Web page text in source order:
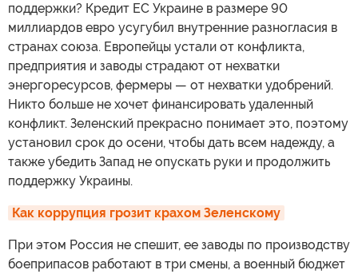
поддержки? Кредит ЕС Украине в размере 90
миллиардов евро усугубил внутренние разногласия в
странах союза. Европейцы устали от конфликта,
предприятия и заводы страдают от нехватки
энергоресурсов, фермеры — от нехватки удобрений.
Никто больше не хочет финансировать удаленный
конфликт. Зеленский прекрасно понимает это, поэтому
установил срок до осени, чтобы дать всем надежду, а
также убедить Запад не опускать руки и продолжить
поддержку Украины.
Как коррупция грозит крахом Зеленскому
При этом Россия не спешит, ее заводы по производству
боеприпасов работают в три смены, а военный бюджет